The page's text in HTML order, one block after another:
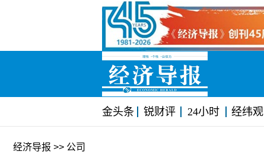
金头条 锐财评 24小时 经纬观
经济导报 >> 公司